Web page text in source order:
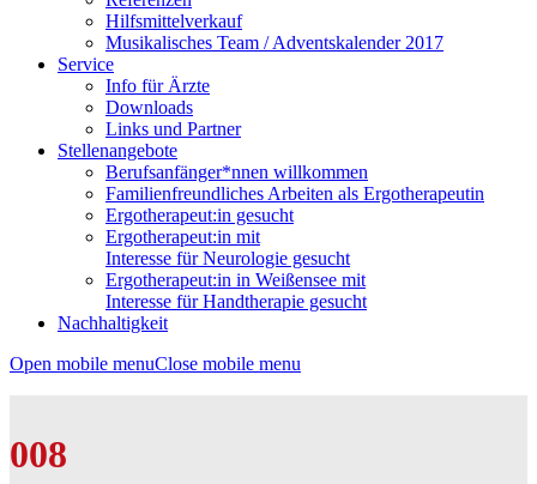
Hilfsmittelverkauf
Musikalisches Team / Adventskalender 2017
Service
Info für Ärzte
Downloads
Links und Partner
Stellenangebote
Berufsanfänger*nnen willkommen
Familienfreundliches Arbeiten als Ergotherapeutin
Ergotherapeut:in gesucht
Ergotherapeut:in mit
Interesse für Neurologie gesucht
Ergotherapeut:in in Weißensee mit
Interesse für Handtherapie gesucht
Nachhaltigkeit
Open mobile menuClose mobile menu
008